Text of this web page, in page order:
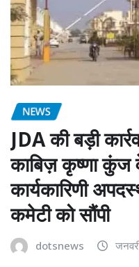
NEWS
JDA की बड़ी
काबिज़ कृष्णा कुंज
कार्यकारिणी
कमेटी को सौंपी
dotsnews